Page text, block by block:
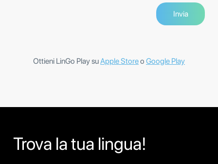
Ottieni LinGo Play suApple Storeo Google Play
Trova la tua lingua!